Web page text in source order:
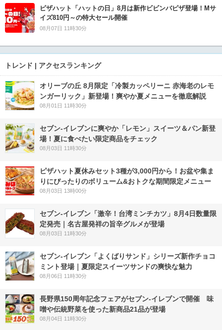
ピザハット「ハットの日」8月は新作ビビンバピザ登場！Mサ
イズ810円～の特大セール開催
08月07日 11時30分
トレンド | アクセスランキング
オリーブの丘 8月限定「冷製カッペリーニ 赤海老のレモ
ンガーリック」新登場！爽やか夏メニューを徹底解説
08月01日 11時30分
セブン‐イレブンに爽やか「レモン」スイーツ＆パン新登
場！夏に食べたい限定商品をチェック
08月03日 11時30分
ピザハット夏休みセット3種が3,000円から！お盆や集ま
りにぴったりのボリューム&おトクな期間限定メニュー
08月03日 13時00分
セブン-イレブン「激辛！台湾ミンチカツ」8月4日数量限
定発売｜名古屋発祥の旨辛グルメが登場
08月03日 11時30分
セブン‐イレブン「よくばりサンド」シリーズ新作チョコ
ミント登場｜夏限定スイーツサンドの爽快な魅力
08月06日 11時30分
長野県150周年記念フェアがセブン-イレブンで開催 味
噌や伝統野菜を使った新商品21品が登場
08月04日 11時30分